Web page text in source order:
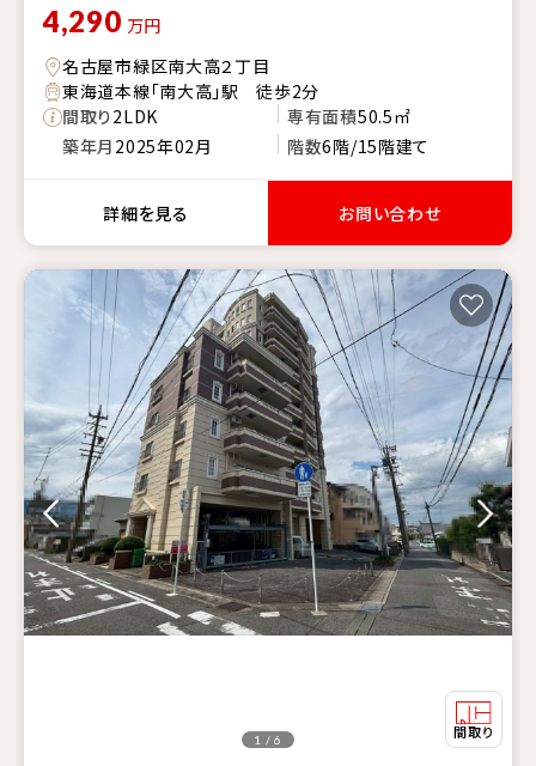
4,290 万円
名古屋市緑区南大高２丁目
東海道本線「南大高」駅 徒歩2分
間取り2LDK 専有面積50.5㎡
築年月 2025年02月 階数6階/15階建て
詳細を見る お問い合わせ
1 / 6